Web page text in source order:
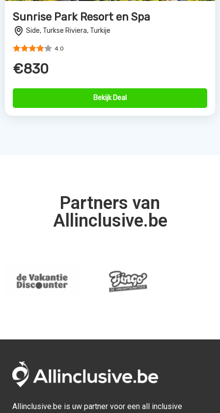
Sunrise Park Resort en Spa
Side, Turkse Riviera, Turkije
4.0
€830
Bekijk Deal
Partners van
Allinclusive.be
Allinclusive.be is uw partner voor een all inclusive